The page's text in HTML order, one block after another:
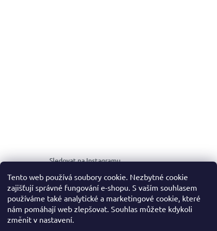
Tento web používá soubory cookie. Nezbytné cookie
zajišťují správné fungování e-shopu. S vaším souhlasem
používáme také analytické a marketingové cookie, které
nám pomáhají web zlepšovat. Souhlas můžete kdykoli
změnit v nastavení.
Sledovat na Instagramu
MEDIA KIT